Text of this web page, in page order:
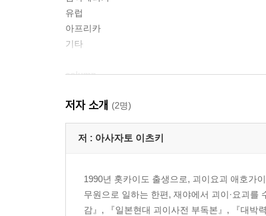
유럽
아프리카
기타
column
01 공상의 생물들
02 미확인생물
03 톨 테일
06 크리피파스타
특별기고
저자 소개 (2명)
저 : 아사자토 이츠키
1990년 홋카이도 출생으로, 괴이요괴 애호가
무원으로 일하는 한편, 재야에서 괴이·요괴
감』, 『일본현대 괴이사전 부독본』, 『대박